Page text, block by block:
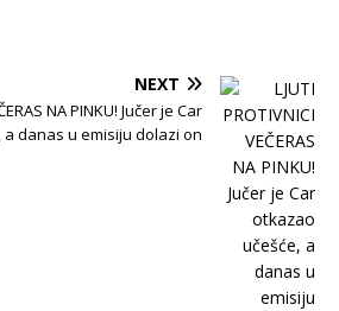
NEXT
NA PINKU! Jučer je Car
danas u emisiju dolazi on